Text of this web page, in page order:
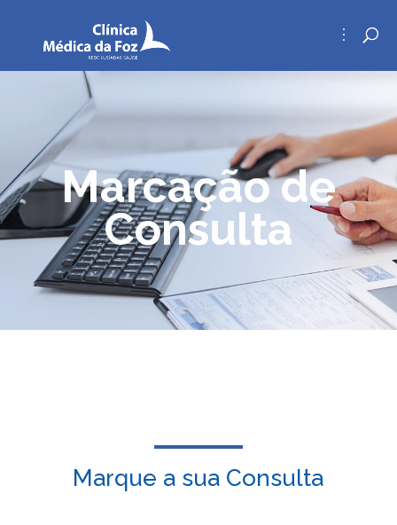
Marcação de
Consulta
Marque a sua Consulta